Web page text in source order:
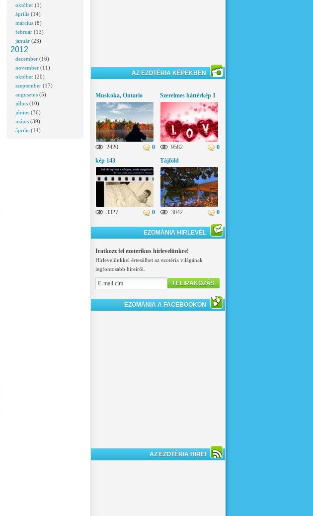
október (1)
április (14)
március (8)
február (13)
január (23)
2012
december (16)
november (11)
október (20)
szeptember (17)
augusztus (5)
július (10)
június (36)
május (39)
április (14)
AZ EZOTÉRIA KÉPEKBEN
Muskoka, Ontario
2420 0
Szerelmes háttérkép 1
9582
0
kép 143
3327 0
Tájföld
3042 0
EZOMÁNIA HÍRLEVÉL
Iratkozz fel ezoterikus hírlevelünkre!
Hírlevelünkkel értesülhet az ezotéria világának
legfontosabb híreiről.
FELIRAKOZÁS
EZOMÁNIA A FACEBOOKON
AZ EZOTÉRIA HÍREI